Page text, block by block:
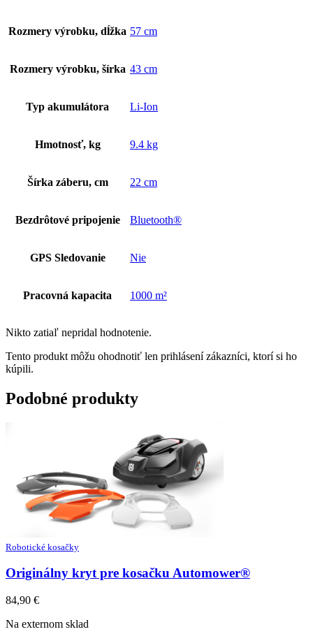
Rozmery výrobku, dĺžka 57 cm
Rozmery výrobku, šírka 43 cm
Typ akumulátora Li-Ion
Hmotnosť, kg 9.4 kg
Šírka záberu, cm 22 cm
Bezdrôtové pripojenie Bluetooth®
GPS Sledovanie Nie
Pracovná kapacita 1000 m²
Nikto zatiaľ nepridal hodnotenie.
Tento produkt môžu ohodnotiť len prihlásení zákazníci, ktorí si ho
kúpili.
Podobné produkty
Robotické kosačky
Originálny kryt pre kosačku Automower®
84,90 €
Na externom sklad